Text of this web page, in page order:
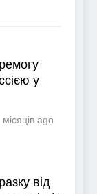
у
місяців ago
від